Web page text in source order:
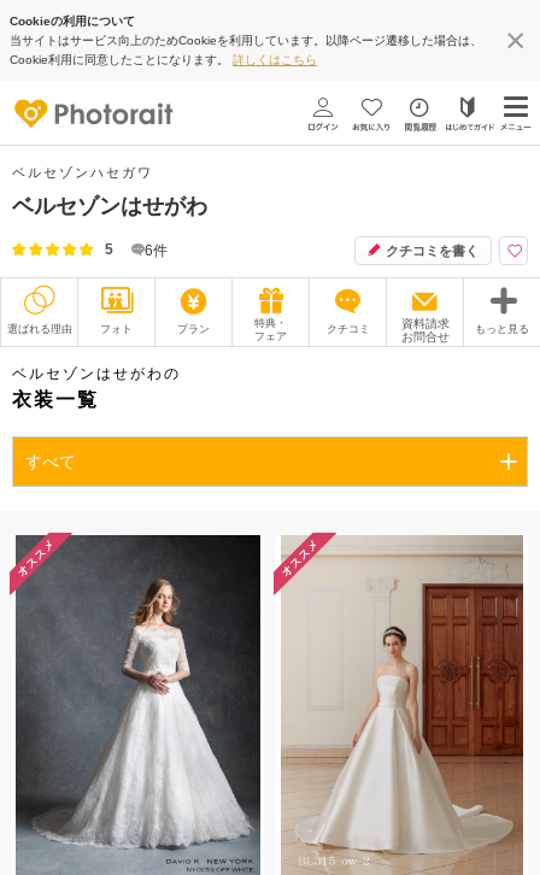
Cookieの利用について
当サイトはサービス向上のためCookieを利用しています。以降ページ遷移した場合は、
Cookie利用に同意したことになります。 詳しくはこちら
ベルセゾンハセガワ
ベルセゾンはせがわ
5 6件 クチコミを書く
選ばれる理由 フォト プラン
特典・
フェア
クチコミ
資料請求
お問合せ
もっと見る
撮影レポート
オプション
ベルセゾンはせがわの
衣装一覧
すべて
オススメ オススメ